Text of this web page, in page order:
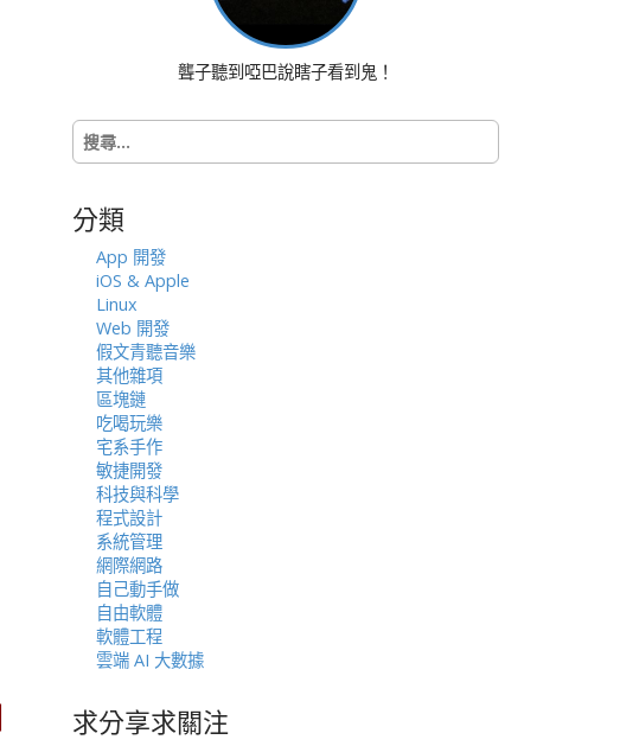
聾子聽到啞巴說瞎子看到鬼！
搜
尋
字:
分類
App 開發
iOS & Apple
Linux
Web 開發
假文青聽音樂
其他雜項
區塊鏈
吃喝玩樂
宅系手作
敏捷開發
科技與科學
程式設計
系統管理
網際網路
自己動手做
自由軟體
軟體工程
雲端 AI 大數據
求分享求關注